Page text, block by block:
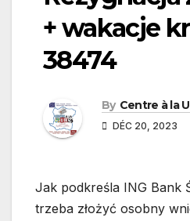
+ wakacje
38474
By Centre à la
DÉC 20, 2023
Jak podkreśla ING Bank
trzeba złożyć osobny